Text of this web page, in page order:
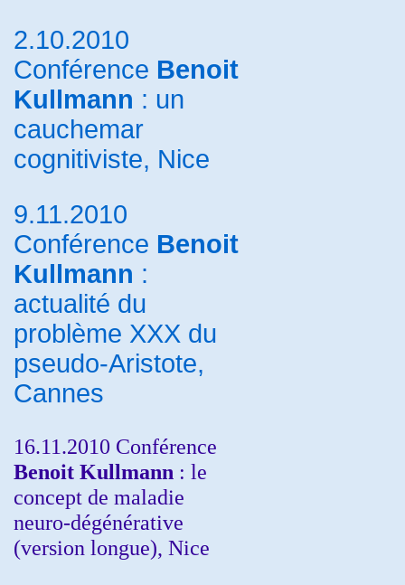
2.10.2010
Conférence Benoit
Kullmann : un
cauchemar
cognitiviste, Nice
9.11.2010
Conférence Benoit
Kullmann :
actualité du
problème XXX du
pseudo-Aristote,
Cannes
16.11.2010 Conférence
Benoit Kullmann : le
concept de maladie
neuro-dégénérative
(version longue), Nice